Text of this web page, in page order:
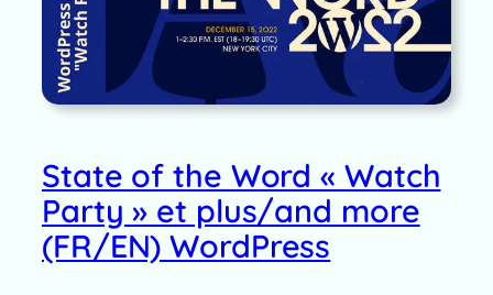
State of the Word « Watch
Party » et plus/and more
(FR/EN) WordPress